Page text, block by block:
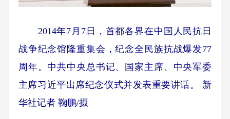
2014年7月7日，首都各界在中国人民抗日
战争纪念馆隆重集会，纪念全民族抗战爆发77
周年。中共中央总书记、国家主席、中央军委
主席习近平出席纪念仪式并发表重要讲话。 新
华社记者 鞠鹏/摄